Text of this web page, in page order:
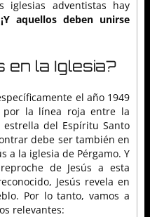
adventistas hay
¡Y aquellos deben unirse
en la Iglesia?
el año 1949
por la línea roja entre la
estrella del Espíritu Santo
debe ser también en
a la iglesia de Pérgamo. Y
de Jesús a esta
Jesús revela en
Por lo tanto, vamos a
relevantes: